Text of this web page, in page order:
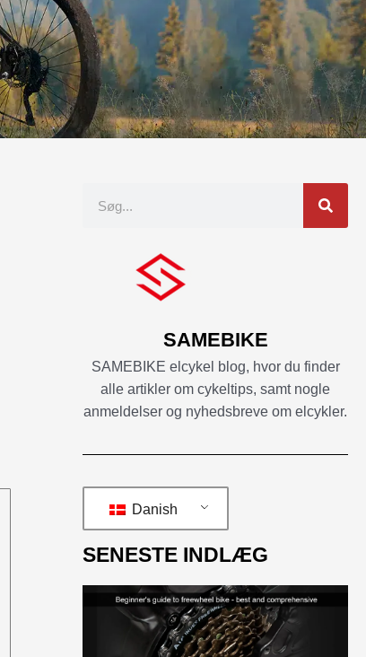
SAMEBIKE
SAMEBIKE elcykel blog, hvor du finder
alle artikler om cykeltips, samt nogle
anmeldelser og nyhedsbreve om elcykler.
Danish
SENESTE INDLÆG